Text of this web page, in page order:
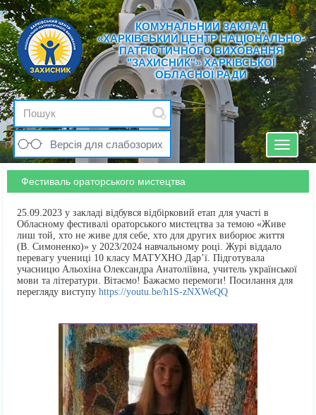
КОМУНАЛЬНИЙ ЗАКЛАД
«ХАРКІВСЬКИЙ ЦЕНТР НАЦІОНАЛЬНО-
ПАТРІОТИЧНОГО ВИХОВАННЯ
"ЗАХИСНИК"» ХАРКІВСЬКОЇ
ОБЛАСНОЇ РАДИ
Версія для слабозорих
Toggle
Фестиваль ораторського мистецтва
25.09.2023 у закладі відбувся відбірковий етап для участі в
Обласному фестивалі ораторського мистецтва за темою «Живе
лиш той, хто не живе для себе, хто для других виборює життя
(В. Симоненко)» у 2023/2024 навчальному році. Журі віддало
перевагу учениці 10 класу МАТУХНО Дар’ї. Підготувала
учасницю Альохіна Олександра Анатоліївна, учитель української
мови та літератури. Вітаємо! Бажаємо перемоги! Посилання для
перегляду виступу https://youtu.be/h1S-zNXWeQQ